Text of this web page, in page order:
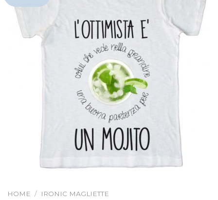
HOME / IRONIC MAGLIETTE